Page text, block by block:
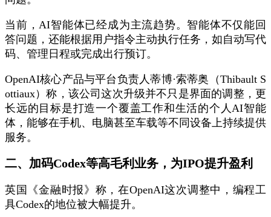
当前，AI智能体已经成为主流趋势。智能体不仅能回
答问题，还能根据用户指令主动执行任务，如自动写代
码、管理日程或完成出行预订。
OpenAI核心产品与平台负责人蒂博·索蒂奥（Thibault S
ottiaux）称，该公司这次升级并不只是界面的调整，更
长远的目标是打造一个覆盖工作和生活的个人AI智能
体，能够在手机、电脑甚至车载等不同设备上持续提供
服务。
二、加码Codex等高毛利业务，为IPO提升盈利
英国《金融时报》称，在OpenAI这次调整中，编程工
具Codex的地位被大幅提升。